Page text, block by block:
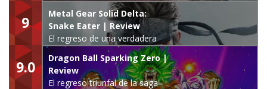
9
Metal Gear Solid Delta:
Snake Eater | Review
El regreso de una verdadera
leyenda
9.0
Dragon Ball Sparking Zero |
Review
El regreso triunfal de la saga